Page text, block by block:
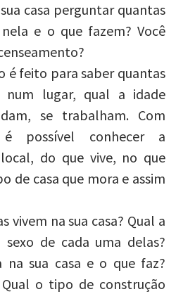
casa perguntar quantas
nela e o que fazem? Você
é feito para saber quantas
num lugar, qual a idade
se trabalham. Com
é possível conhecer a
do que vive, no que
de casa que mora e assim
vivem na sua casa? Qual a
de cada uma delas?
na sua casa e o que faz?
Qual o tipo de construção